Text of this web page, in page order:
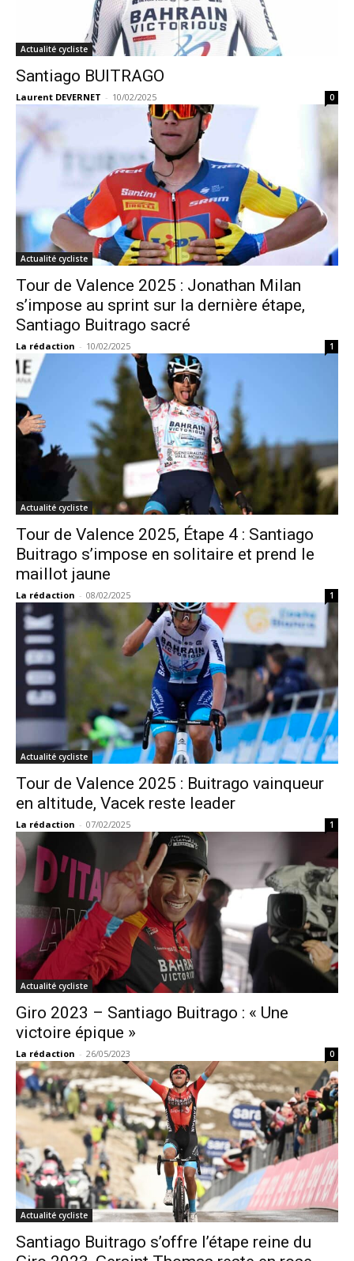
Actualité cycliste
Santiago BUITRAGO
Laurent DEVERNET - 10/02/2025 0
Actualité cycliste
Tour de Valence 2025 : Jonathan Milan
s’impose au sprint sur la dernière étape,
Santiago Buitrago sacré
La rédaction - 10/02/2025 1
Actualité cycliste
Tour de Valence 2025, Étape 4 : Santiago
Buitrago s’impose en solitaire et prend le
maillot jaune
La rédaction - 08/02/2025 1
Actualité cycliste
Tour de Valence 2025 : Buitrago vainqueur
en altitude, Vacek reste leader
La rédaction - 07/02/2025 1
Actualité cycliste
Giro 2023 – Santiago Buitrago : « Une
victoire épique »
La rédaction - 26/05/2023 0
Actualité cycliste
Santiago Buitrago s’offre l’étape reine du